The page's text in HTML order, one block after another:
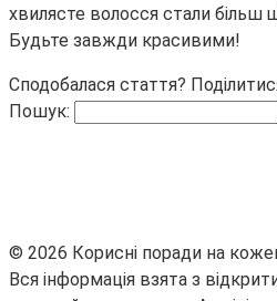
хвилясте волосся стали більш
Будьте завжди красивими!
Сподобалася стаття?
Пошук:
© 2026 Корисні поради на
Вся інформація взята з